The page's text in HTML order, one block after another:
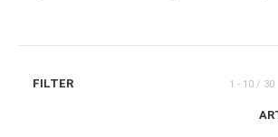
FILTER 1 - 10 / 30